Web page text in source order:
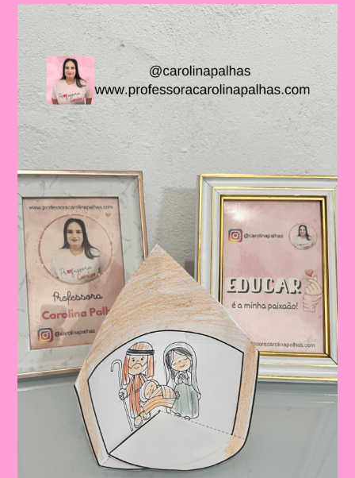
Educação
Infantil
E
No
Ensino
Fundamental:
Importância
E
Atividades
Criativas